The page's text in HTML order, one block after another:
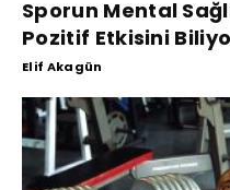
Sporun Mental
Pozitif Etkisini
Elif Akagün